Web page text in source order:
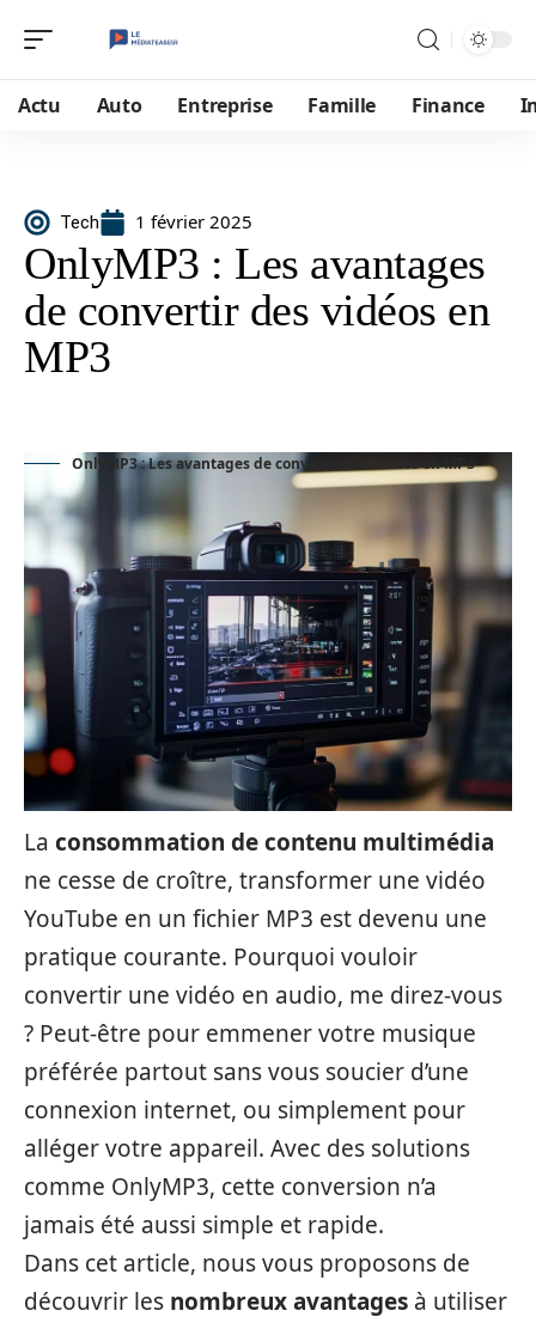
Actu Auto Entreprise Famille Finance
Tech 1 février 2025
OnlyMP3 : Les avantages
de convertir des vidéos en
MP3
OnlyMP3 : Les avantages de convertir des vidéos en MP3
La consommation de contenu multimédia
ne cesse de croître, transformer une vidéo
YouTube en un fichier MP3 est devenu une
pratique courante. Pourquoi vouloir
convertir une vidéo en audio, me direz-vous
? Peut-être pour emmener votre musique
préférée partout sans vous soucier d’une
connexion internet, ou simplement pour
alléger votre appareil. Avec des solutions
comme OnlyMP3, cette conversion n’a
jamais été aussi simple et rapide.
Dans cet article, nous vous proposons de
découvrir les nombreux avantages à utiliser